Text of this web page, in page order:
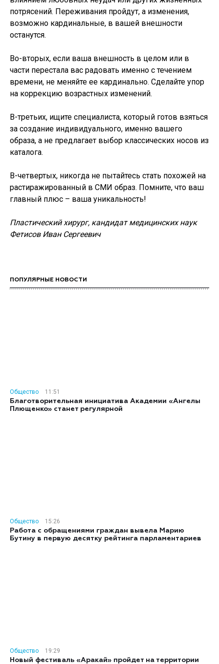
потрясений. Переживания пройдут, а изменения,
возможно кардинальные, в вашей внешности
останутся.
Во-вторых, если ваша внешность в целом или в
части перестала вас радовать именно с течением
времени, не меняйте ее кардинально. Сделайте упор
на коррекцию возрастных изменений.
В-третьих, ищите специалиста, который готов взяться
за создание индивидуального, именно вашего
образа, а не предлагает выбор классических носов из
каталога.
В-четвертых, никогда не пытайтесь стать похожей на
растиражированный в СМИ образ. Помните, что ваш
главный плюс – ваша уникальность!
Пластический хирург, кандидат медицинских наук
Фетисов Иван Сергеевич
ПОПУЛЯРНЫЕ НОВОСТИ
Общество
11:51
Благотворительная инициатива Академии «Ангелы
Плющенко» станет регулярной
Общество
15:26
Работа с обращениями граждан вывела Марию
Бутину в первую десятку рейтинга парламентариев
Общество
19:29
Новый фестиваль «Аракай» пройдет на территории